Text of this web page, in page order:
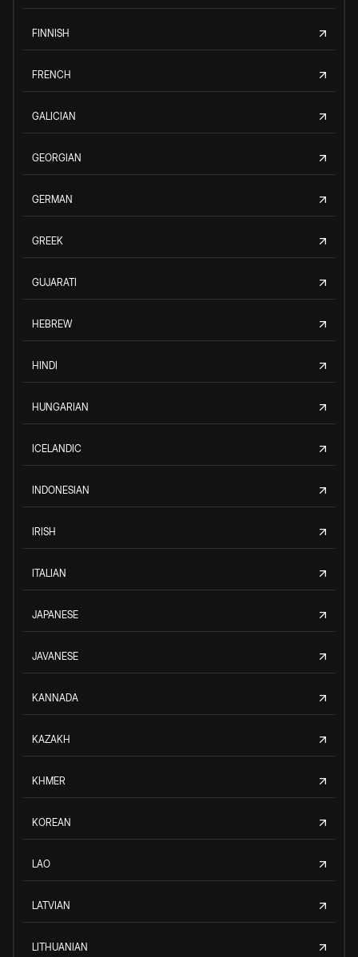
FINNISH
FRENCH
GALICIAN
GEORGIAN
GERMAN
GREEK
GUJARATI
HEBREW
HINDI
HUNGARIAN
ICELANDIC
INDONESIAN
IRISH
ITALIAN
JAPANESE
JAVANESE
KANNADA
KAZAKH
KHMER
KOREAN
LAO
LATVIAN
LITHUANIAN